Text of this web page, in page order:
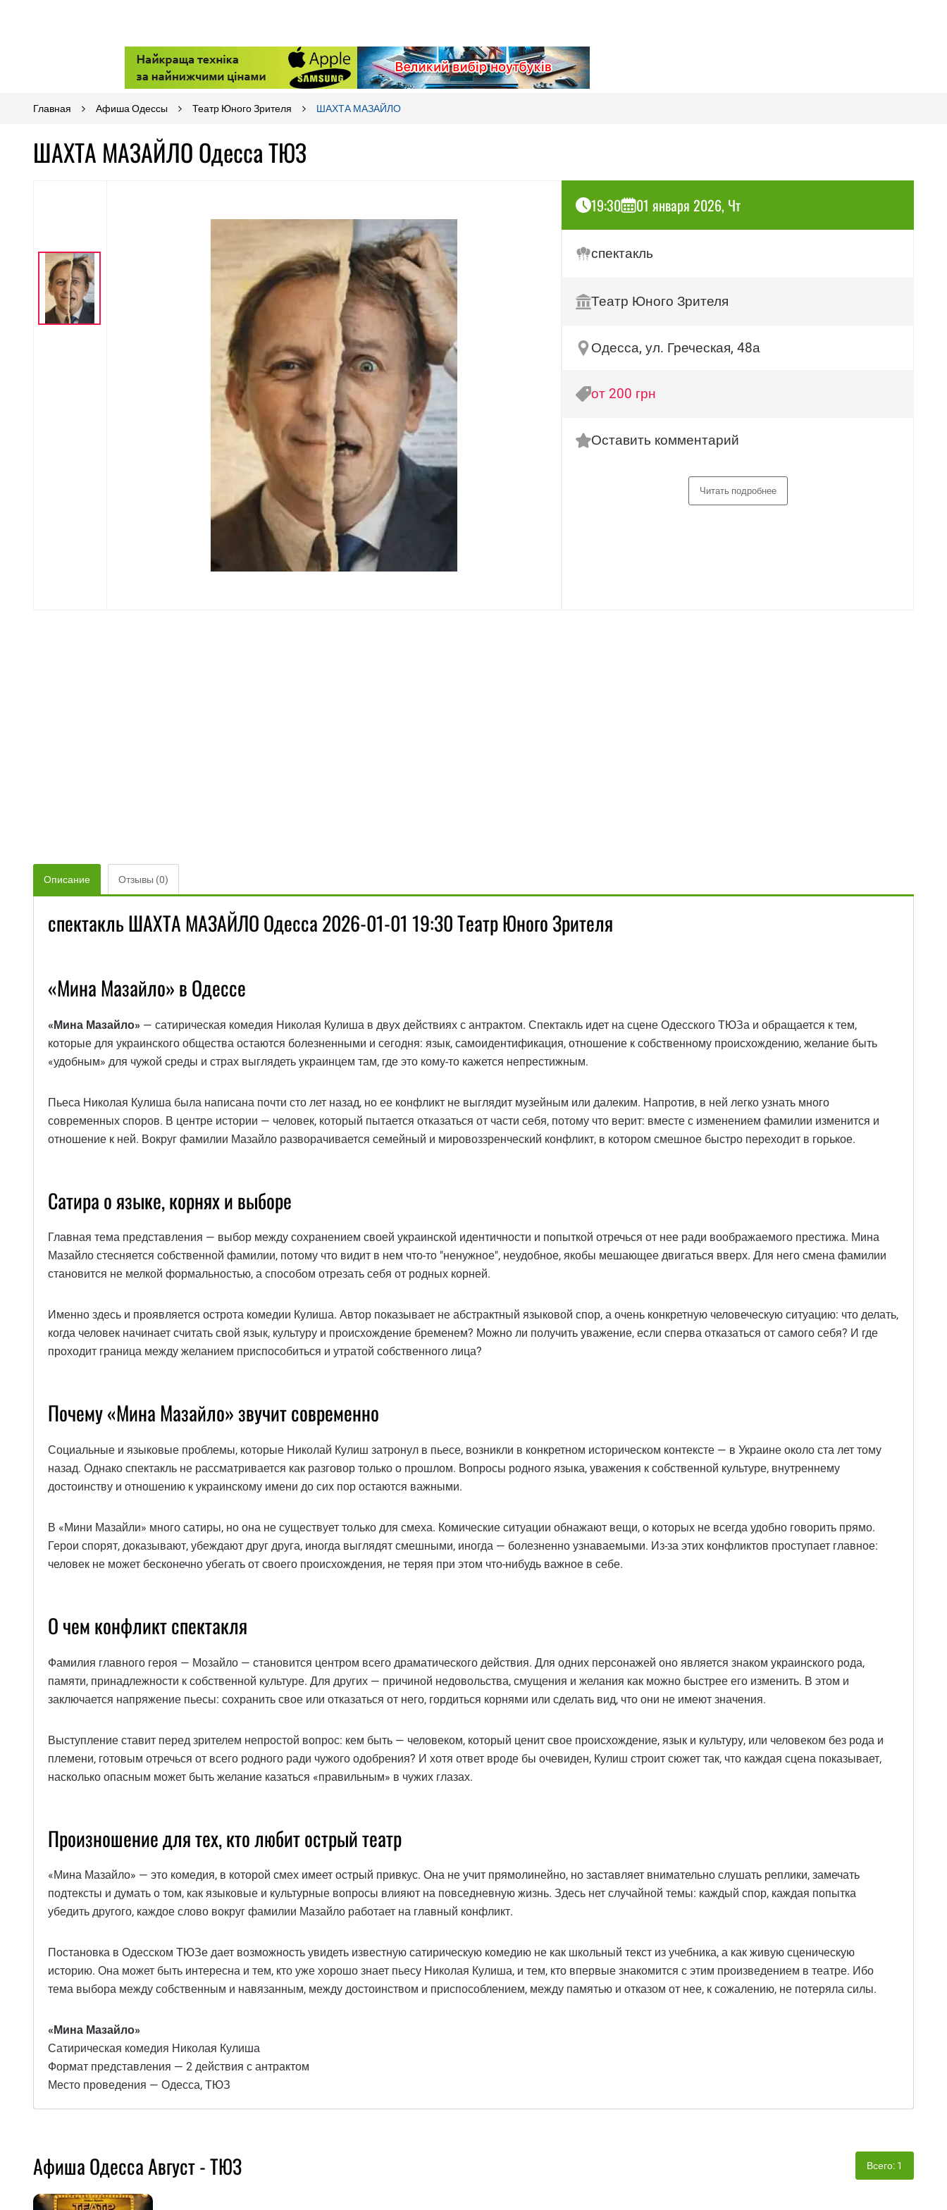
Главная Афиша Одессы Театр Юного Зрителя ШАХТА МАЗАЙЛО
ШАХТА МАЗАЙЛО Одесса ТЮЗ
19:30 01 января 2026, Чт
спектакль
Театр Юного Зрителя
Одесса, ул. Греческая, 48а
от 200 грн
Оставить комментарий
Читать подробнее
Описание Отзывы (0)
спектакль ШАХТА МАЗАЙЛО Одесса 2026-01-01 19:30 Театр Юного Зрителя
«Мина Мазайло» в Одессе
«Мина Мазайло» — сатирическая комедия Николая Кулиша в двух действиях с антрактом. Спектакль идет на сцене Одесского ТЮЗа и обращается к тем,
которые для украинского общества остаются болезненными и сегодня: язык, самоидентификация, отношение к собственному происхождению, желание быть
«удобным» для чужой среды и страх выглядеть украинцем там, где это кому-то кажется непрестижным.
Пьеса Николая Кулиша была написана почти сто лет назад, но ее конфликт не выглядит музейным или далеким. Напротив, в ней легко узнать много
современных споров. В центре истории — человек, который пытается отказаться от части себя, потому что верит: вместе с изменением фамилии изменится и
отношение к ней. Вокруг фамилии Мазайло разворачивается семейный и мировоззренческий конфликт, в котором смешное быстро переходит в горькое.
Сатира о языке, корнях и выборе
Главная тема представления — выбор между сохранением своей украинской идентичности и попыткой отречься от нее ради воображаемого престижа. Мина
Мазайло стесняется собственной фамилии, потому что видит в нем что-то "ненужное", неудобное, якобы мешающее двигаться вверх. Для него смена фамилии
становится не мелкой формальностью, а способом отрезать себя от родных корней.
Именно здесь и проявляется острота комедии Кулиша. Автор показывает не абстрактный языковой спор, а очень конкретную человеческую ситуацию: что делать,
когда человек начинает считать свой язык, культуру и происхождение бременем? Можно ли получить уважение, если сперва отказаться от самого себя? И где
проходит граница между желанием приспособиться и утратой собственного лица?
Почему «Мина Мазайло» звучит современно
Социальные и языковые проблемы, которые Николай Кулиш затронул в пьесе, возникли в конкретном историческом контексте — в Украине около ста лет тому
назад. Однако спектакль не рассматривается как разговор только о прошлом. Вопросы родного языка, уважения к собственной культуре, внутреннему
достоинству и отношению к украинскому имени до сих пор остаются важными.
В «Мини Мазайли» много сатиры, но она не существует только для смеха. Комические ситуации обнажают вещи, о которых не всегда удобно говорить прямо.
Герои спорят, доказывают, убеждают друг друга, иногда выглядят смешными, иногда — болезненно узнаваемыми. Из-за этих конфликтов проступает главное:
человек не может бесконечно убегать от своего происхождения, не теряя при этом что-нибудь важное в себе.
О чем конфликт спектакля
Фамилия главного героя — Мозайло — становится центром всего драматического действия. Для одних персонажей оно является знаком украинского рода,
памяти, принадлежности к собственной культуре. Для других — причиной недовольства, смущения и желания как можно быстрее его изменить. В этом и
заключается напряжение пьесы: сохранить свое или отказаться от него, гордиться корнями или сделать вид, что они не имеют значения.
Выступление ставит перед зрителем непростой вопрос: кем быть — человеком, который ценит свое происхождение, язык и культуру, или человеком без рода и
племени, готовым отречься от всего родного ради чужого одобрения? И хотя ответ вроде бы очевиден, Кулиш строит сюжет так, что каждая сцена показывает,
насколько опасным может быть желание казаться «правильным» в чужих глазах.
Произношение для тех, кто любит острый театр
«Мина Мазайло» — это комедия, в которой смех имеет острый привкус. Она не учит прямолинейно, но заставляет внимательно слушать реплики, замечать
подтексты и думать о том, как языковые и культурные вопросы влияют на повседневную жизнь. Здесь нет случайной темы: каждый спор, каждая попытка
убедить другого, каждое слово вокруг фамилии Мазайло работает на главный конфликт.
Постановка в Одесском ТЮЗе дает возможность увидеть известную сатирическую комедию не как школьный текст из учебника, а как живую сценическую
историю. Она может быть интересна и тем, кто уже хорошо знает пьесу Николая Кулиша, и тем, кто впервые знакомится с этим произведением в театре. Ибо
тема выбора между собственным и навязанным, между достоинством и приспособлением, между памятью и отказом от нее, к сожалению, не потеряла силы.
«Мина Мазайло»
Сатирическая комедия Николая Кулиша
Формат представления — 2 действия с антрактом
Место проведения — Одесса, ТЮЗ
Афиша Одесса Август - ТЮЗ Всего: 1